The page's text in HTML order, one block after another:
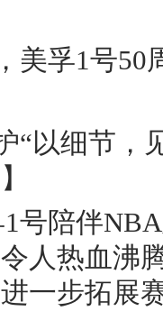
“以细节
号陪伴
人热血沸
一步拓展